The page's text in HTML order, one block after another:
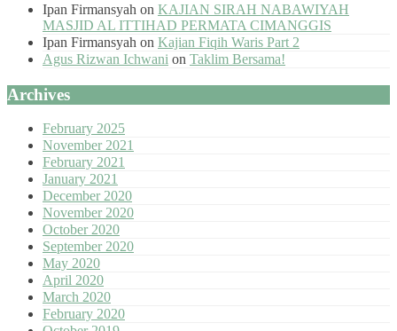
Ipan Firmansyah on KAJIAN SIRAH NABAWIYAH
MASJID AL ITTIHAD PERMATA CIMANGGIS
Ipan Firmansyah on Kajian Fiqih Waris Part 2
Agus Rizwan Ichwani on Taklim Bersama!
Archives
February 2025
November 2021
February 2021
January 2021
December 2020
November 2020
October 2020
September 2020
May 2020
April 2020
March 2020
February 2020